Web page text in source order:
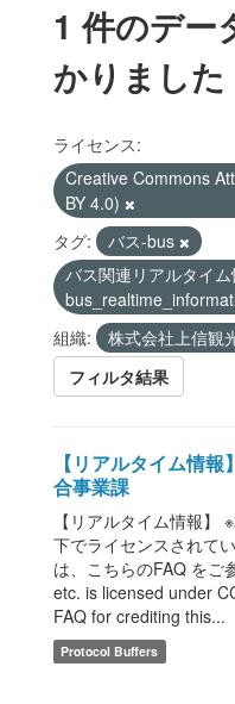
1 件のデー
かりました
ライセンス:
Creative Commons
BY 4.0)
タグ:
バス-bus
バス関連リアルタイ
組織:
株式会社上信観
フィルタ結果
【リアルタイム情
合事業課
【リアルタイム情報】
下でライセンスされて
は、こちらのFAQ をご
etc. is licensed under
FAQ for crediting this...
Protocol Buffers